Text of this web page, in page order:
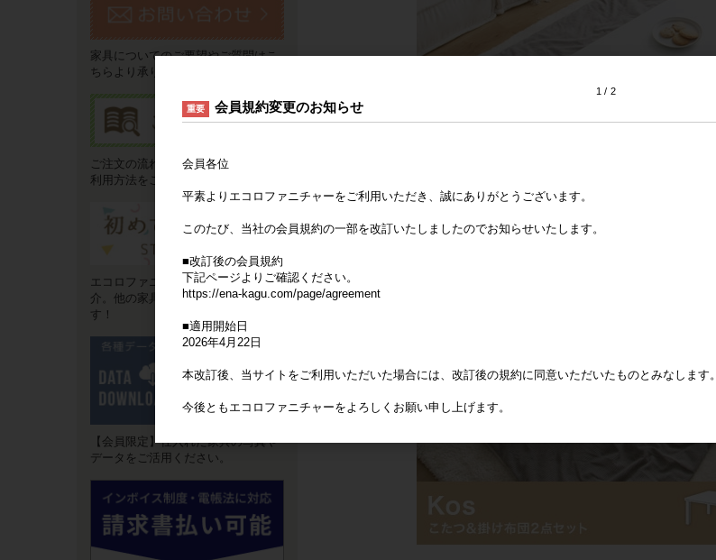
家具についてのご要望やご質問はこ
ちらより承ります。
ご注文の流れやお支払い方法などご
利用方法をご説明いたします。
エコロファニチャーの"強み"をご紹
介。他の家具卸サイトとは違いま
す！
【会員限定】仕入れた家具の写真や
データをご活用ください。
1 2
重要 会員規約変更のお知らせ
会員各位
平素よりエコロファニチャーをご利用いただき、誠にありがとうございます。
このたび、当社の会員規約の一部を改訂いたしましたのでお知らせいたします。
■改訂後の会員規約
下記ページよりご確認ください。
https://ena-kagu.com/page/agreement
■適用開始日
2026年4月22日
本改訂後、当サイトをご利用いただいた場合には、改訂後の規約に同意いただいたものとみなします。
今後ともエコロファニチャーをよろしくお願い申し上げます。